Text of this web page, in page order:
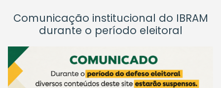
Comunicação institucional do IBRAM
durante o período eleitoral